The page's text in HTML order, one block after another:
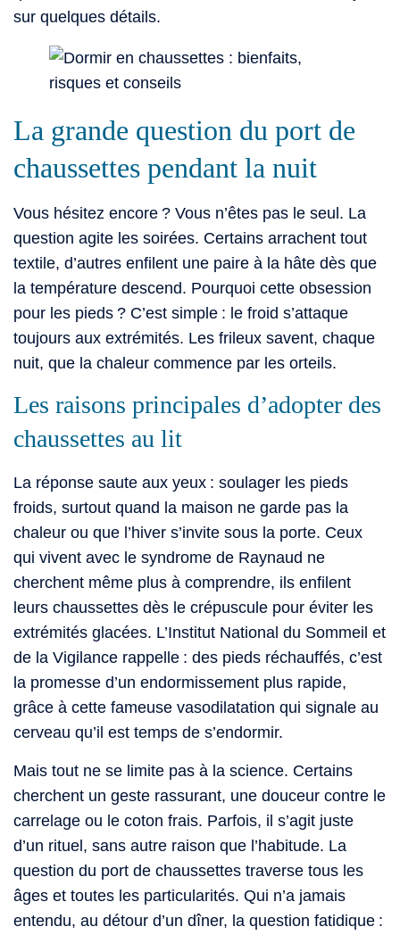
sur quelques détails.
La grande question du port de
chaussettes pendant la nuit
Vous hésitez encore ? Vous n’êtes pas le seul. La
question agite les soirées. Certains arrachent tout
textile, d’autres enfilent une paire à la hâte dès que
la température descend. Pourquoi cette obsession
pour les pieds ? C’est simple : le froid s’attaque
toujours aux extrémités. Les frileux savent, chaque
nuit, que la chaleur commence par les orteils.
Les raisons principales d’adopter des
chaussettes au lit
La réponse saute aux yeux : soulager les pieds
froids, surtout quand la maison ne garde pas la
chaleur ou que l’hiver s’invite sous la porte. Ceux
qui vivent avec le syndrome de Raynaud ne
cherchent même plus à comprendre, ils enfilent
leurs chaussettes dès le crépuscule pour éviter les
extrémités glacées. L’Institut National du Sommeil et
de la Vigilance rappelle : des pieds réchauffés, c’est
la promesse d’un endormissement plus rapide,
grâce à cette fameuse vasodilatation qui signale au
cerveau qu’il est temps de s’endormir.
Mais tout ne se limite pas à la science. Certains
cherchent un geste rassurant, une douceur contre le
carrelage ou le coton frais. Parfois, il s’agit juste
d’un rituel, sans autre raison que l’habitude. La
question du port de chaussettes traverse tous les
âges et toutes les particularités. Qui n’a jamais
entendu, au détour d’un dîner, la question fatidique :